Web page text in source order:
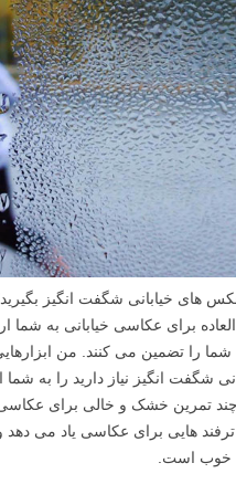
های خیابانی شگفت انگیز
برای عکاسی خیابانی به شما
شما را تضمین می کنند. من
شگفت انگیز نیاز دارید را به شما
چند تمرین خشک و خالی برای
ترفند هایی برای عکاسی یاد می
خوب است.